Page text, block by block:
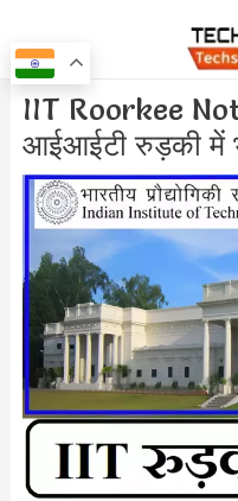
to
content
IIT Roorkee
आईआईटी रुड़की में
Post
navigation